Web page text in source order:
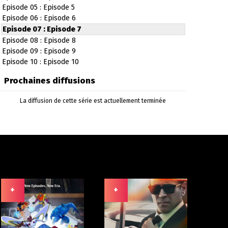
Episode 05 : Episode 5
Episode 06 : Episode 6
Episode 07 : Episode 7
Episode 08 : Episode 8
Episode 09 : Episode 9
Episode 10 : Episode 10
Prochaines diffusions
La diffusion de cette série est actuellement terminée
+ +